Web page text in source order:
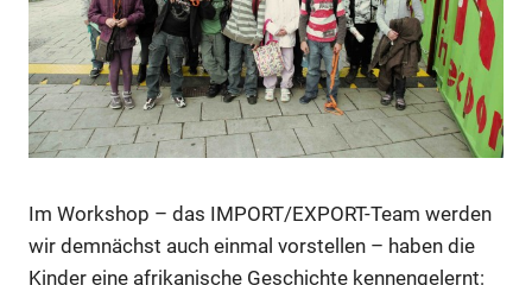
Im Workshop – das IMPORT/EXPORT-Team werden
wir demnächst auch einmal vorstellen – haben die
Kinder eine afrikanische Geschichte kennengelernt: